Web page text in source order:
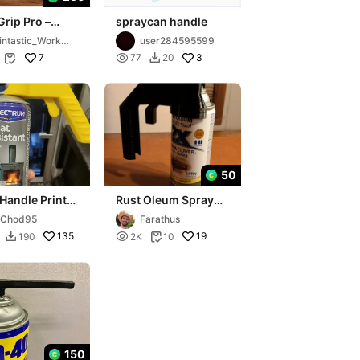
Pro –
Spray
Handle (4
 7
spraycan handle
user284595599
 77  20 3
Print-
 190 135
50
Rust Oleum Spray
Can Trigger
Farathus
 2K 10 19
150